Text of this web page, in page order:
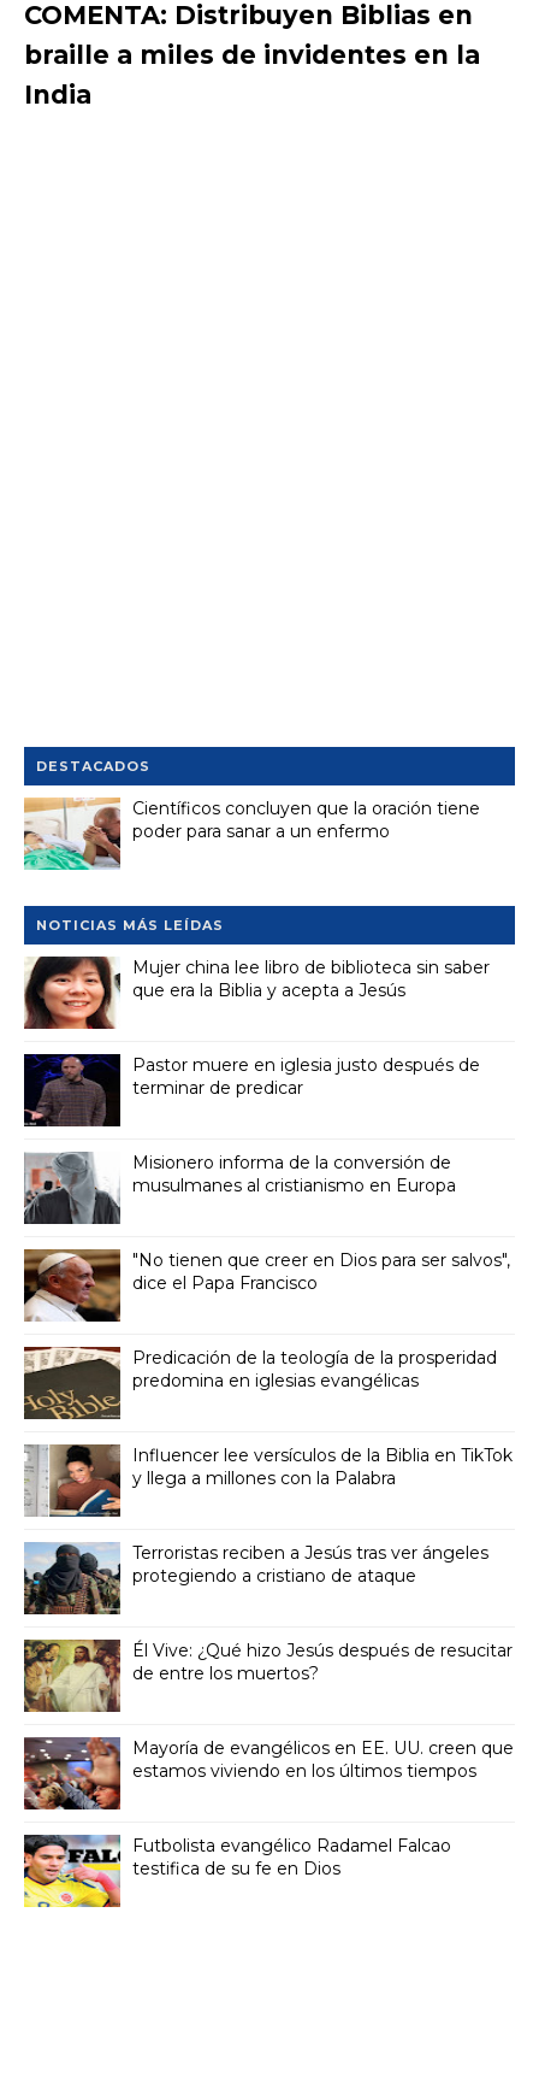
COMENTA: Distribuyen Biblias en
braille a miles de invidentes en la
India
DESTACADOS
Científicos concluyen que la oración tiene
poder para sanar a un enfermo
NOTICIAS MÁS LEÍDAS
Mujer china lee libro de biblioteca sin saber
que era la Biblia y acepta a Jesús
Pastor muere en iglesia justo después de
terminar de predicar
Misionero informa de la conversión de
musulmanes al cristianismo en Europa
"No tienen que creer en Dios para ser salvos",
dice el Papa Francisco
Predicación de la teología de la prosperidad
predomina en iglesias evangélicas
Influencer lee versículos de la Biblia en TikTok
y llega a millones con la Palabra
Terroristas reciben a Jesús tras ver ángeles
protegiendo a cristiano de ataque
Él Vive: ¿Qué hizo Jesús después de resucitar
de entre los muertos?
Mayoría de evangélicos en EE. UU. creen que
estamos viviendo en los últimos tiempos
Futbolista evangélico Radamel Falcao
testifica de su fe en Dios